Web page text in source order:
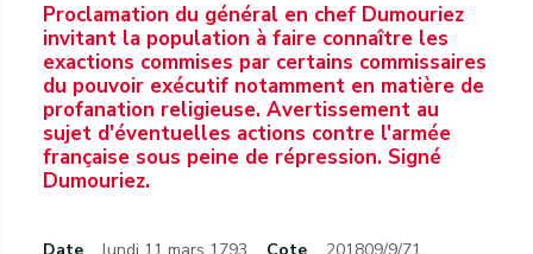
Proclamation du général en chef Dumouriez
invitant la population à faire connaître les
exactions commises par certains commissaires
du pouvoir exécutif notamment en matière de
profanation religieuse. Avertissement au
sujet d'éventuelles actions contre l'armée
française sous peine de répression. Signé
Dumouriez.